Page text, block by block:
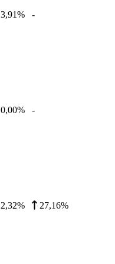
3,91% -
0,00% -
2,32% 27,16%